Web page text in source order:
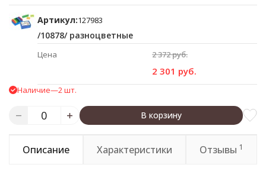
Артикул:127983
/10878/ разноцветные
Цена 2 372 руб.
2 301 руб.
Наличие—2 шт.
В корзину
Описание Характеристики Отзывы 1